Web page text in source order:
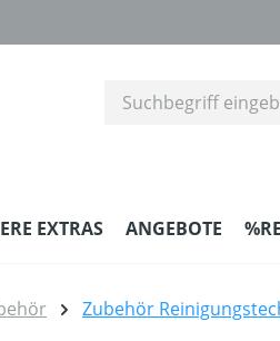
EXTRAS ANGEBOTE
Zubehör